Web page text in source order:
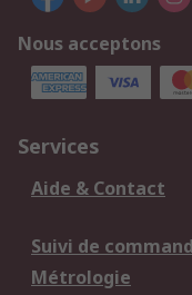
Nous acceptons
Services
Aide & Contact
Suivi de
Métrologie